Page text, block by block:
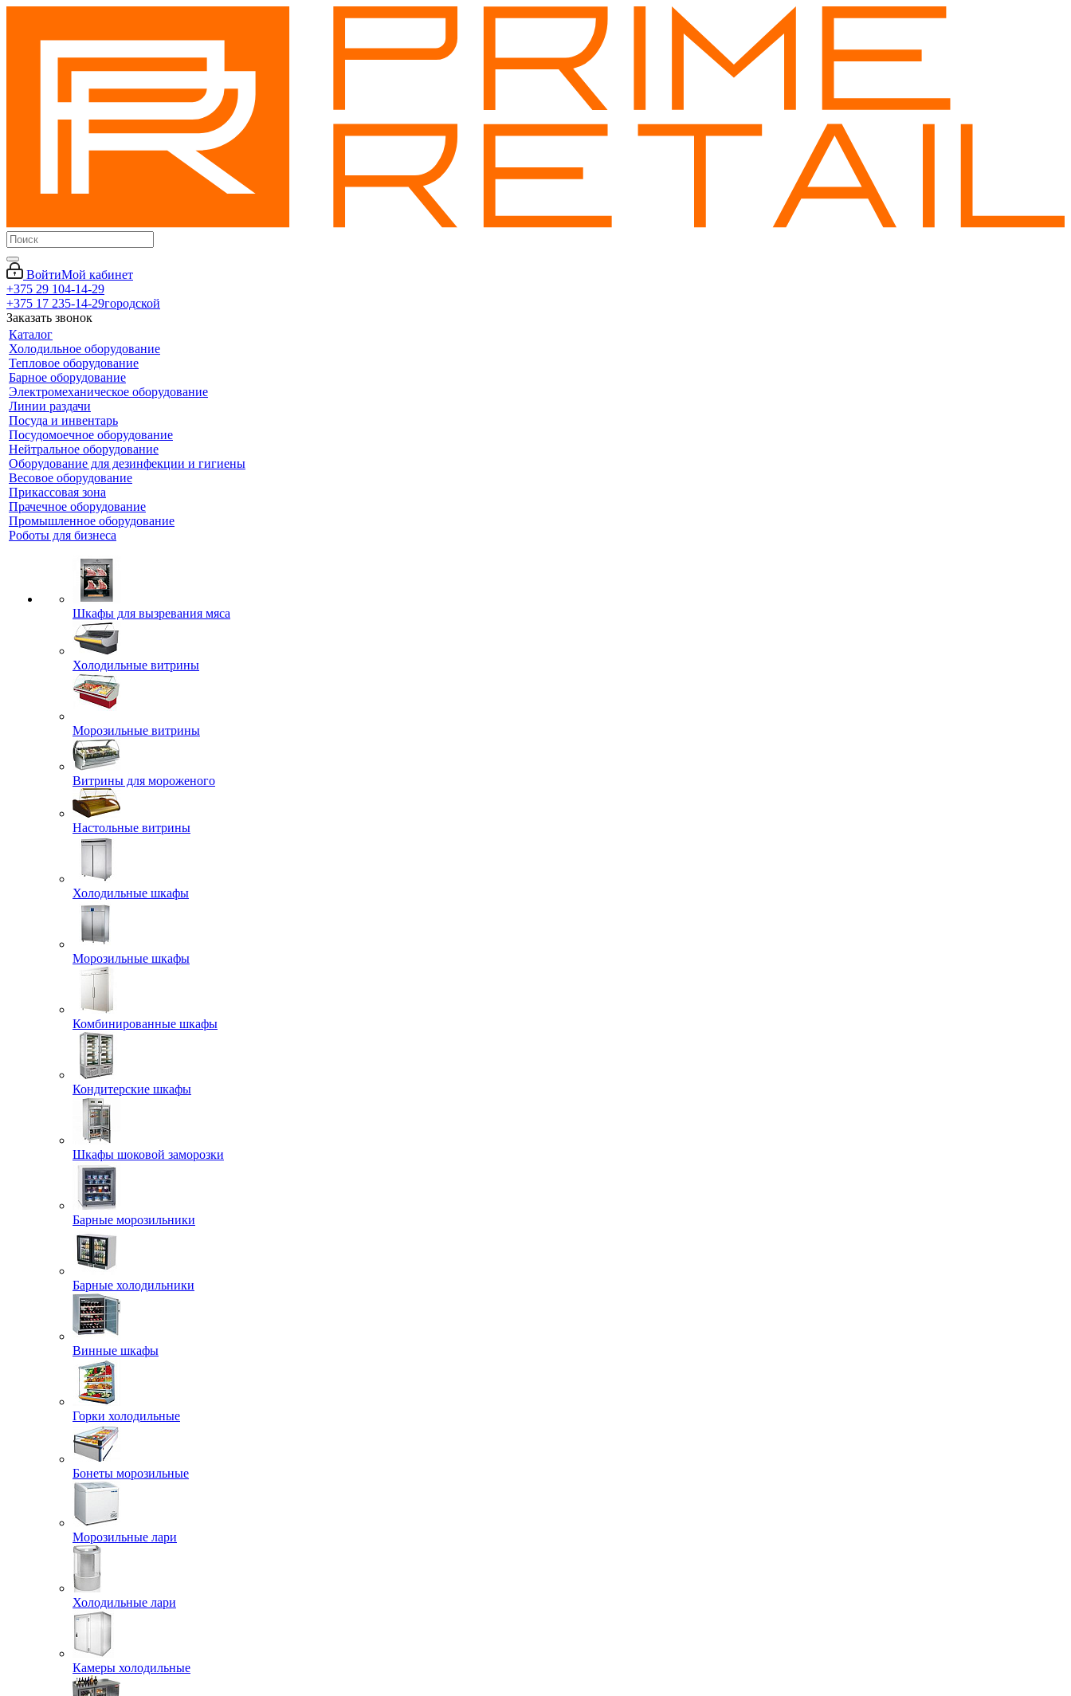
ВойтиМой кабинет
+375 29 104-14-29
+375 17 235-14-29городской
Заказать звонок
Каталог
Холодильное оборудование
Тепловое оборудование
Барное оборудование
Электромеханическое оборудование
Линии раздачи
Посуда и инвентарь
Посудомоечное оборудование
Нейтральное оборудование
Оборудование для дезинфекции и гигиены
Весовое оборудование
Прикассовая зона
Прачечное оборудование
Промышленное оборудование
Роботы для бизнеса
Шкафы для вызревания мяса
Холодильные витрины
Морозильные витрины
Витрины для мороженого
Настольные витрины
Холодильные шкафы
Морозильные шкафы
Комбинированные шкафы
Кондитерские шкафы
Шкафы шоковой заморозки
Барные морозильники
Барные холодильники
Винные шкафы
Горки холодильные
Бонеты морозильные
Морозильные лари
Холодильные лари
Камеры холодильные